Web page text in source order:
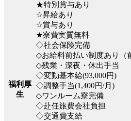
福利厚
生
★特別賞与あり
☆昇給あり
☆賞与あり
★寮費実質無料
◇社会保険完備
◇お給料前払い制度あり（
◇残業・深夜・休出手当
◇変動基本給(93,000円)
◇調整手当(1,400円/月)
◇ワンルーム寮完備
◇赴任旅費会社負担
◇交通費支給